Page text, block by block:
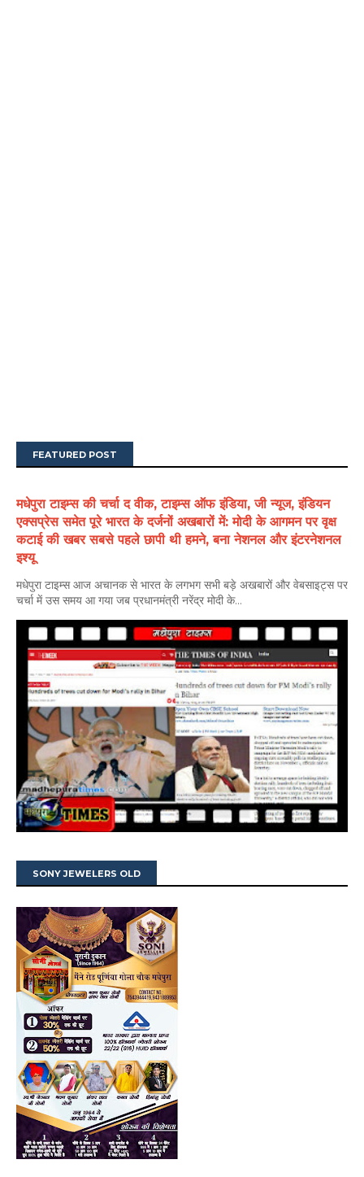
FEATURED POST
मधेपुरा टाइम्स की चर्चा द वीक, टाइम्स ऑफ इंडिया, जी न्यूज, इंडियन
एक्सप्रेस समेत पूरे भारत के दर्जनों अखबारों में: मोदी के आगमन पर वृक्ष
कटाई की खबर सबसे पहले छापी थी हमने, बना नेशनल और इंटरनेशनल
इश्यू
मधेपुरा टाइम्स आज अचानक से भारत के लगभग सभी बड़े अखबारों और वेबसाइट्स पर
चर्चा में उस समय आ गया जब प्रधानमंत्री नरेंद्र मोदी के...
SONY JEWELERS OLD